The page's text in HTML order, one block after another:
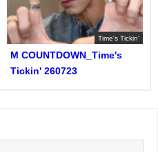
Time's Tickin'
M COUNTDOWN_Time's
Tickin' 260723